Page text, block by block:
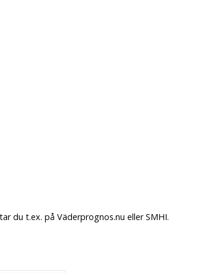
du t.ex. på Väderprognos.nu eller SMHI.